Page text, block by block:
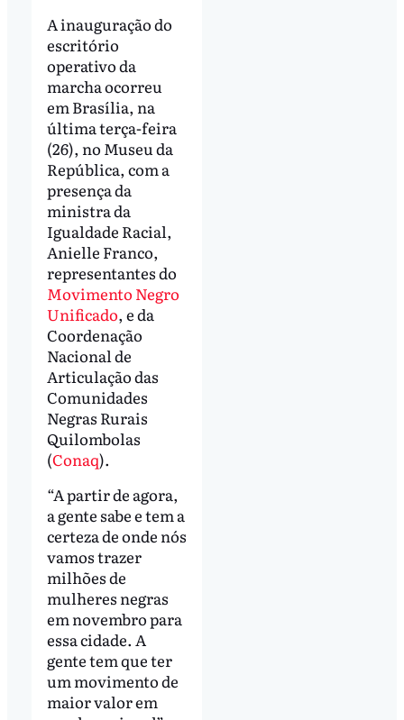
A inauguração do
escritório
operativo da
marcha ocorreu
em Brasília, na
última terça-feira
(26), no Museu da
República, com a
presença da
ministra da
Igualdade Racial,
Anielle Franco,
representantes do
Movimento Negro
Unificado, e da
Coordenação
Nacional de
Articulação das
Comunidades
Negras Rurais
Quilombolas
(Conaq).
“A partir de agora,
a gente sabe e tem a
certeza de onde nós
vamos trazer
milhões de
mulheres negras
em novembro para
essa cidade. A
gente tem que ter
um movimento de
maior valor em